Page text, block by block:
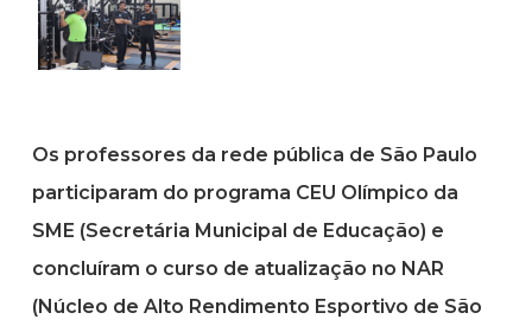
Os professores da rede pública de São Paulo
participaram do programa CEU Olímpico da
SME (Secretária Municipal de Educação) e
concluíram o curso de atualização no NAR
(Núcleo de Alto Rendimento Esportivo de São